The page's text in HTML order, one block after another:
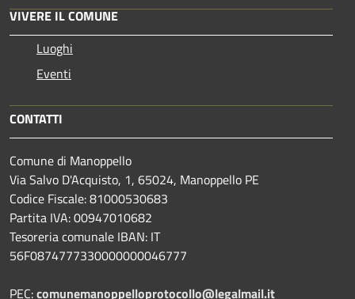
VIVERE IL COMUNE
Luoghi
Eventi
CONTATTI
Comune di Manoppello
Via Salvo D'Acquisto, 1, 65024, Manoppello PE
Codice Fiscale: 81000530683
Partita IVA: 00947010682
Tesoreria comunale IBAN: IT
56F0874777330000000046777
PEC:comunemanoppelloprotocollo@legalmail.it